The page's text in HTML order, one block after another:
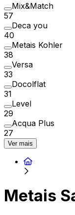
Mix&Match
57
Deca you
40
Metais Kohler
38
Versa
33
Docolflat
31
Level
29
Acqua Plus
27
Ver mais
Metais